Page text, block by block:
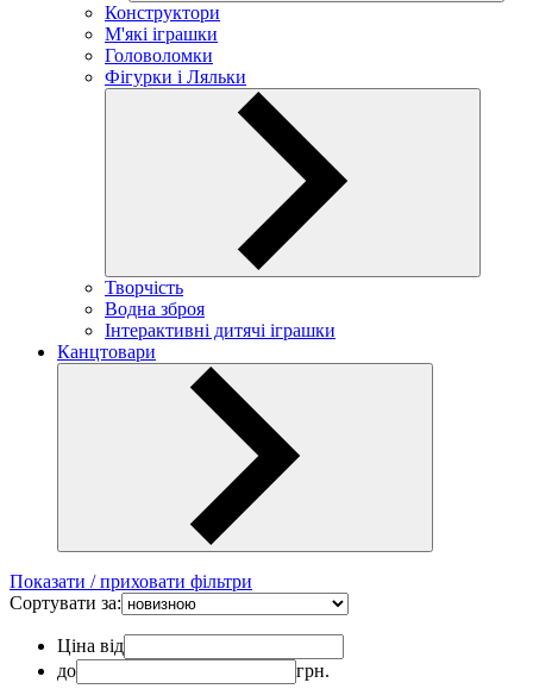
Конструктори
М'які іграшки
Головоломки
Фігурки і Ляльки
Творчість
Водна зброя
Інтерактивні дитячі іграшки
Канцтовари
Показати / приховати фільтри
Сортувати за:
Ціна від
до
грн.